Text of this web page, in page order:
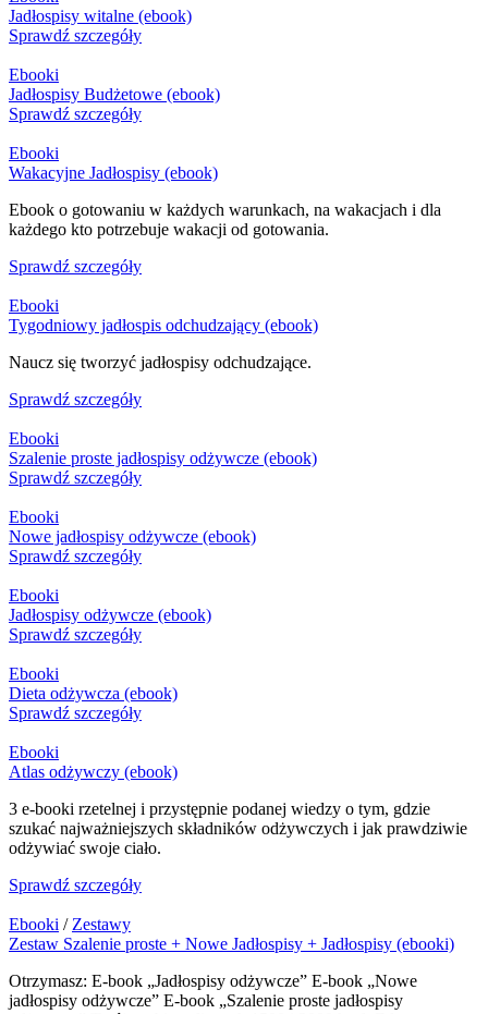
Jadłospisy witalne (ebook)
Sprawdź szczegóły
Ebooki
Jadłospisy Budżetowe (ebook)
Sprawdź szczegóły
Ebooki
Wakacyjne Jadłospisy (ebook)
Ebook o gotowaniu w każdych warunkach, na wakacjach i dla
każdego kto potrzebuje wakacji od gotowania.
Sprawdź szczegóły
Ebooki
Tygodniowy jadłospis odchudzający (ebook)
Naucz się tworzyć jadłospisy odchudzające.
Sprawdź szczegóły
Ebooki
Szalenie proste jadłospisy odżywcze (ebook)
Sprawdź szczegóły
Ebooki
Nowe jadłospisy odżywcze (ebook)
Sprawdź szczegóły
Ebooki
Jadłospisy odżywcze (ebook)
Sprawdź szczegóły
Ebooki
Dieta odżywcza (ebook)
Sprawdź szczegóły
Ebooki
Atlas odżywczy (ebook)
3 e-booki rzetelnej i przystępnie podanej wiedzy o tym, gdzie
szukać najważniejszych składników odżywczych i jak prawdziwie
odżywiać swoje ciało.
Sprawdź szczegóły
Ebooki /Zestawy
Zestaw Szalenie proste + Nowe Jadłospisy + Jadłospisy (ebooki)
Otrzymasz: E-book „Jadłospisy odżywcze” E-book „Nowe
jadłospisy odżywcze” E-book „Szalenie proste jadłospisy